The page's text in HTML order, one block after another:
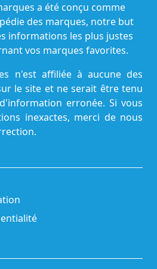
a été conçu comme
des marques, notre but
informations les plus justes
vos marques favorites.
n'est affiliée à aucune des
le site et ne serait être tenu
erronée. Si vous
inexactes, merci de nous